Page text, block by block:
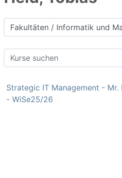
Kursbereiche
Kurse suchen
Strategic IT Management -
- WiSe25/26